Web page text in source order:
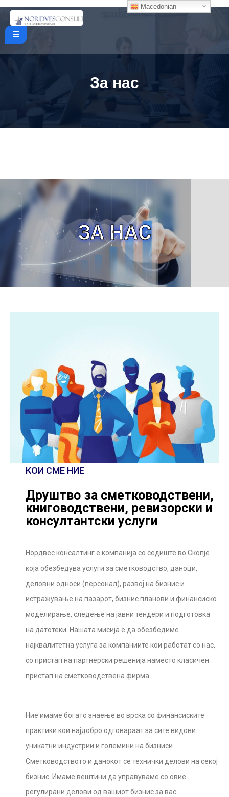
За нас
ЗА НАС
КОИ СМЕ НИЕ
Друштво за сметководствени,
книговодствени, ревизорски и
консултантски услуги
Нордвес консалтинг е компанија со седиште во Скопје
која обезбедува услуги за сметководство, даноци,
деловни односи (персонал), развој на бизнис и
истражување на пазарот, бизнис планови и финансиско
моделирање, следење на јавни тендери и подготовка
на датотеки. Нашата мисија е да обезбедиме
најквалитетна услуга за компаниите кои работат со нас,
со пристап на партнерски решенија наместо класичен
пристап на сметководствена фирма.
Ние имаме богато знаење во врска со финансиските
практики кои најдобро одговараат за сите видови
уникатни индустрии и големини на бизниси.
Сметководството и данокот се технички делови на секој
бизнис. Имаме вештини да управуваме со овие
регулирани делови од вашиот бизнис за вас.
Macedonian